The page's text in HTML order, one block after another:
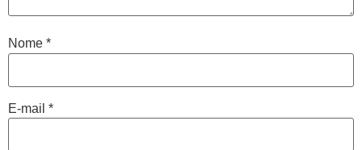
Nome *
E-mail *
Cidade de São Paulo: